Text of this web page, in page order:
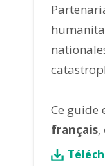
Ce guide
français,